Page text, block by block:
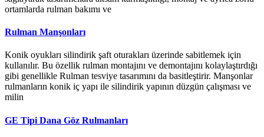
ortamlarda rulman bakımı ve
Rulman Manşonları
Konik oyukları silindirik şaft oturakları üzerinde sabitlemek için
kullanılır. Bu özellik rulman montajını ve demontajını kolaylaştırdığı
gibi genellikle Rulman tesviye tasarımını da basitleştirir. Manşonlar
rulmanların konik iç yapı ile silindirik yapının düzgün çalışması ve
milin
GE Tipi Dana Göz Rulmanları